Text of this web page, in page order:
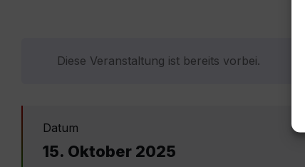
Diese Veranstaltung ist bereits vorbei.
Datum
15. Oktober 2025